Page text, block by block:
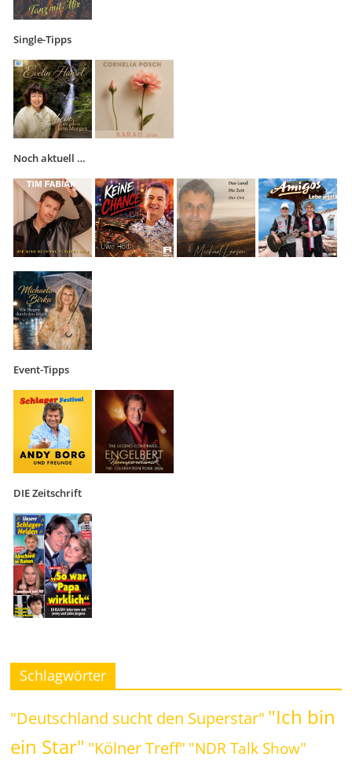
Single-Tipps
Noch aktuell …
Event-Tipps
DIE Zeitschrift
Schlagwörter
"Deutschland sucht den Superstar" "Ich bin
ein Star" "Kölner Treff" "NDR Talk Show"